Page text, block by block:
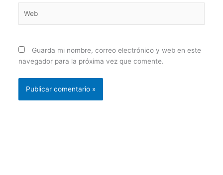
Guarda mi nombre, correo electrónico y web en este
navegador para la próxima vez que comente.